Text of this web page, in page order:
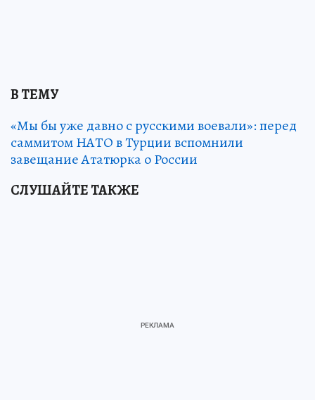
В ТЕМУ
«Мы бы уже давно с русскими воевали»: перед
саммитом НАТО в Турции вспомнили
завещание Ататюрка о России
СЛУШАЙТЕ ТАКЖЕ